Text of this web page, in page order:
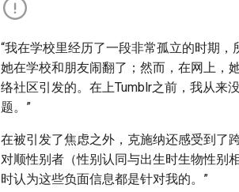
“我在学校里经历了一段非常孤立的时期
她在学校和朋友闹翻了；然而，在网上，
络社区引发的。在上Tumblr之前，我从来
题。”
在被引发了焦虑之外，克施纳还感受到了
对顺性别者（性别认同与出生时生物性别
时认为这些负面信息都是针对我的。”